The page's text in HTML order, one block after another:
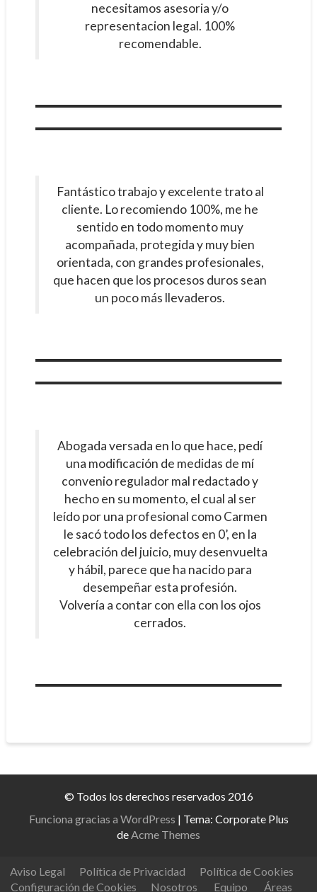
necesitamos asesoria y/o
representacion legal. 100%
recomendable.
Fantástico trabajo y excelente trato al
cliente. Lo recomiendo 100%, me he
sentido en todo momento muy
acompañada, protegida y muy bien
orientada, con grandes profesionales,
que hacen que los procesos duros sean
un poco más llevaderos.
Abogada versada en lo que hace, pedí
una modificación de medidas de mí
convenio regulador mal redactado y
hecho en su momento, el cual al ser
leído por una profesional como Carmen
le sacó todo los defectos en 0’, en la
celebración del juicio, muy desenvuelta
y hábil, parece que ha nacido para
desempeñar esta profesión.
Volvería a contar con ella con los ojos
cerrados.
© Todos los derechos reservados 2016
Funciona gracias a WordPress | Tema: Corporate Plus
deAcme Themes
Aviso Legal Política de Privacidad
Política de Cookies
Configuración de Cookies
Nosotros Equipo Áreas